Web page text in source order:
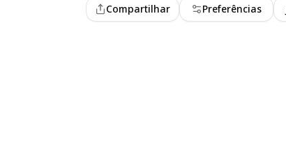
Compartilhar Preferências